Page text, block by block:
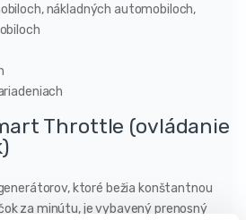
nákladných automobiloch,
Throttle (ovládanie
ktoré bežia konštantnou
za minútu, je vybavený prenosný